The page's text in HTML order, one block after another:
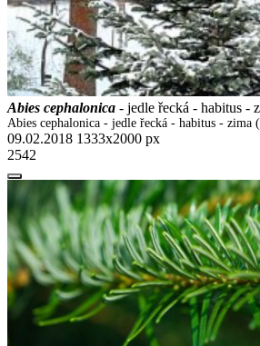
Abies cephalonica - jedle řecká - habitus -
Abies cephalonica - jedle řecká - habitus - zima
09.02.2018 1333x2000 px
2542